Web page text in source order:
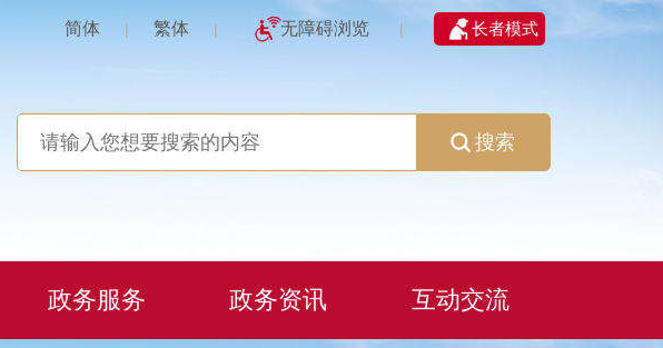
简体 | 繁体 | 无障碍浏览 | 长者模式
搜索
政务服务 政务资讯 互动交流